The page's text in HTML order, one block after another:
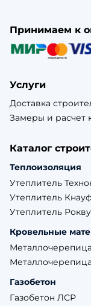
Принимаем к
Услуги
Доставка
Замеры и расчет
Каталог
Теплоизоляция
Утеплитель
Утеплитель
Утеплитель
Кровельные
Газобетон
Газобетон ЛСР